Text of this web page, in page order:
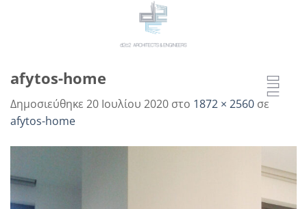
afytos-home
Δημοσιεύθηκε 20 Ιουλίου 2020 στο 1872 × 2560 σε
afytos-home